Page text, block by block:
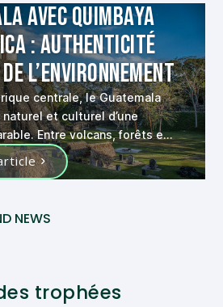
avec Quimbaya
: authenticité
l’environnement
centrale, le Guatemala
et culturel d’une
Entre volcans, forêts et
ce pays offre une palette
à celles et ceux qui
Latin America vous
NEWS
trophées